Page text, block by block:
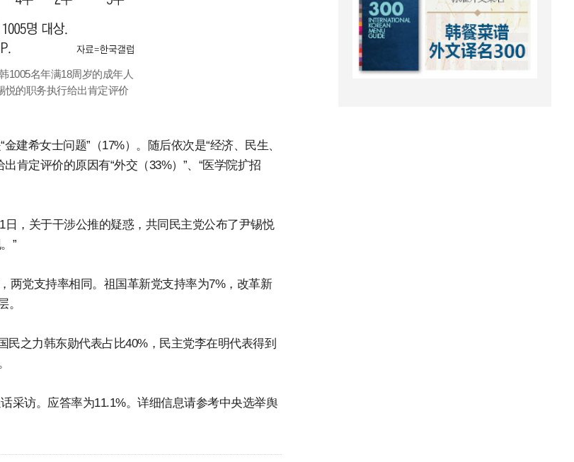
1005名年满18周岁的成年人
悦的职务执行给出肯定评价
建希女士问题”（17%）。随后依次是“经济、民生、
肯定评价的原因有“外交（33%）”、“医学院扩招
，关于干涉公推的疑惑，共同民主党公布了尹锡悦
”
两党支持率相同。祖国革新党支持率为7%，改革新
。
民之力韩东勋代表占比40%，民主党李在明代表得到
采访。应答率为11.1%。详细信息请参考中央选举舆